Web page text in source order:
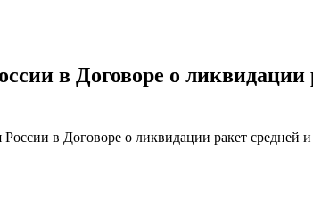
в Договоре о
России в Договоре о ликвидации ракет